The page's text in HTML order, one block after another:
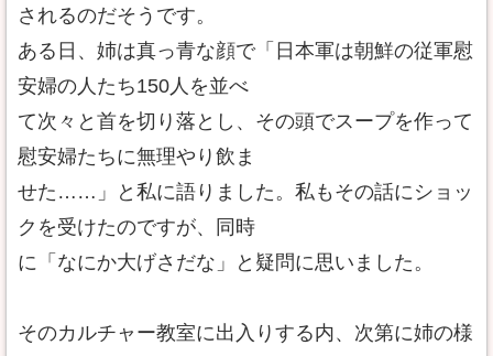
されるのだそうです。
ある日、姉は真っ青な顔で「日本軍は朝鮮の従軍慰
安婦の人たち150人を並べ
て次々と首を切り落とし、その頭でスープを作って
慰安婦たちに無理やり飲ま
せた……」と私に語りました。私もその話にショッ
クを受けたのですが、同時
に「なにか大げさだな」と疑問に思いました。
そのカルチャー教室に出入りする内、次第に姉の様